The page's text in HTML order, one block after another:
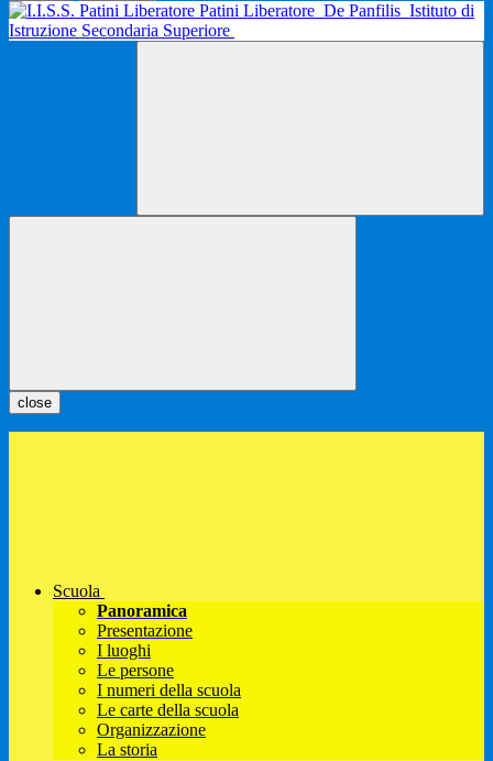
Patini Liberatore De Panfilis Istituto di
Istruzione Secondaria Superiore
close
Scuola
Panoramica
Presentazione
I luoghi
Le persone
I numeri della scuola
Le carte della scuola
Organizzazione
La storia